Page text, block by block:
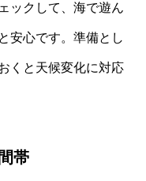
ックして、海で遊ん
安心です。準備とし
くと天候変化に対応
帯